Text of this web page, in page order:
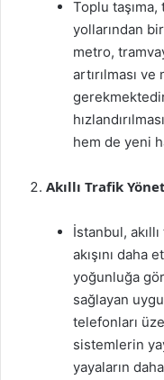
Toplu
yollarından
metro,
artırılması
hem de yeni
Akıllı Trafik
İstanbul,
akışını daha
yoğunluğa
sağlayan
telefonları
sistemlerin
yayaların